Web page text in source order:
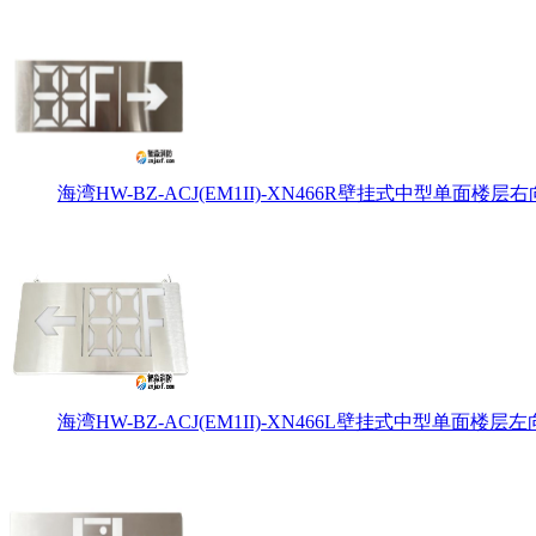
海湾HW-BZ-ACJ(EM1II)-XN466R壁挂式中型单面楼层右
海湾HW-BZ-ACJ(EM1II)-XN466L壁挂式中型单面楼层左